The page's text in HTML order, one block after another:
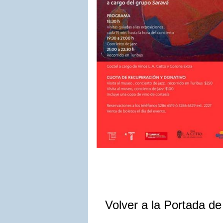
Volver a la Portada